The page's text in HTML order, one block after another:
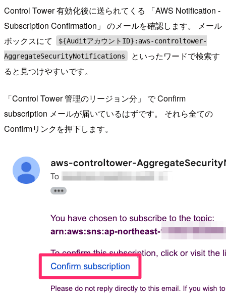
Control Tower 有効化後に送られてくる 「AWS Notification -
Subscription Confirmation」 のメールを確認します。 メール
ボックスにて
${AuditアカウントID}:aws-controltower-
AggregateSecurityNotifications
といったワードで検索す
ると見つけやすいです。
「Control Tower 管理のリージョン分」 で Confirm
subscription メールが届いているはずです。 それら全ての
Confirmリンクを押下します。